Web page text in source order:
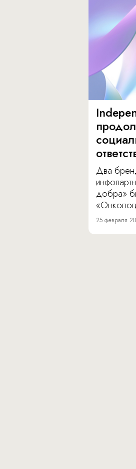
Два
добра»
25 февраля